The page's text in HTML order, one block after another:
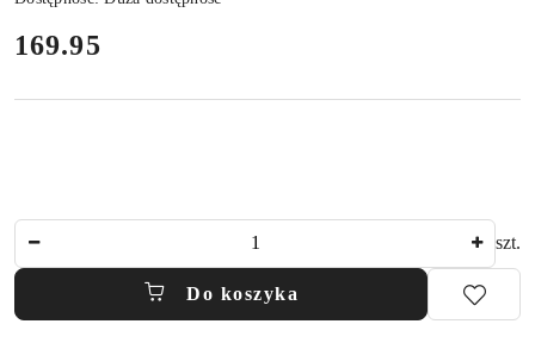
cena:
169.95
szt.
Do koszyka